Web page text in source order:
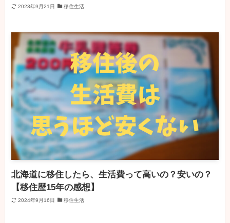
2023年9月21日 移住生活
北海道に移住したら、生活費って高いの？安いの？
【移住歴15年の感想】
2024年9月16日 移住生活